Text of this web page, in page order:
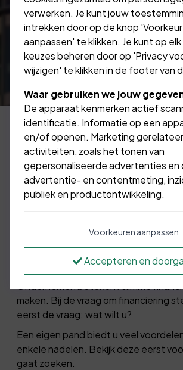
Is een bedrijfspand kopen uw
Misschien is het niet mogelijk
middelen te financieren. Een
hypotheek is dan de meest
Uw eigen bedrijfspand
maken. Bij de vraag om financiering
eerst de vraag: wat wilt u?
Een eigen pand biedt u veel
enkele nadelen. Bekijk deze eerst
gaat zoeken.
verwerken. Je kunt jouw
intrekken door op de knop
aanpassen' te klikken. Je kunt op
keuzes beheren door op 'Privacy
wijzigen' te klikken in de footer van
Waar gebruiken we jouw
De apparaat kenmerken actief
identificatie. Informatie op een
en/of openen. Marketing
activiteiten, zoals het tonen van
gepersonaliseerde advertenties
advertentie- en contentmeting,
publiek en productontwikkeling.
Voorkeuren aanpassen
Accepteren en